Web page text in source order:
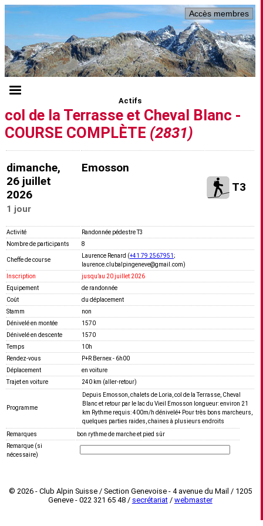
Accès membres
Actifs
col de la Terrasse et Cheval Blanc -
COURSE COMPLÈTE (2831)
dimanche,
26 juillet
2026
1 jour
Emosson
T3
Activité
Randonnée pédestre T3
Nombre de participants
8
Cheffe de course
Laurence Renard (+41 79 2567951;
laurence.clubalpingeneve@gmail.com)
Inscription
jusquʼau 20 juillet 2026
Equipement
de randonnée
Coût
du déplacement
Stamm
non
Dénivelé en montée
1570
Dénivelé en descente
1570
Temps
10h
Rendez-vous
P+R Bernex - 6h00
Déplacement
en voiture
Trajet en voiture
240 km (aller-retour)
Programme
Depuis Emosson, chalets de Loria, col de la Terrasse, Cheval
Blanc et retour par le lac du Vieil Emosson longueur: environ 21
km Rythme requis: 400m/h dénivelé+ Pour très bons marcheurs,
quelques parties raides, chaines à plusieurs endroits
Remarques
bon rythme de marche et pied sûr
Remarque (si
nécessaire)
© 2026 - Club Alpin Suisse / Section Genevoise - 4 avenue du Mail / 1205
Geneve - 022 321 65 48 / secrétariat/ webmaster